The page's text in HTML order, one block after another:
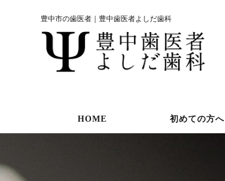
豊中市の歯医者｜豊中歯医者よしだ歯科
HOME 初めての方へ